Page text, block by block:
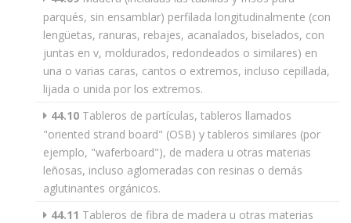
parqués, sin ensamblar) perfilada longitudinalmente (con
lengüetas, ranuras, rebajes, acanalados, biselados, con
juntas en v, moldurados, redondeados o similares) en
una o varias caras, cantos o extremos, incluso cepillada,
lijada o unida por los extremos.
44.10 Tableros de partículas, tableros llamados
"oriented strand board" (OSB) y tableros similares (por
ejemplo, "waferboard"), de madera u otras materias
leñosas, incluso aglomeradas con resinas o demás
aglutinantes orgánicos.
44.11 Tableros de fibra de madera u otras materias